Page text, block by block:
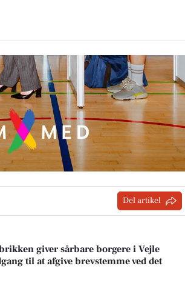
Del artikel
giver sårbare borgere i Vejle
til at afgive brevstemme ved det